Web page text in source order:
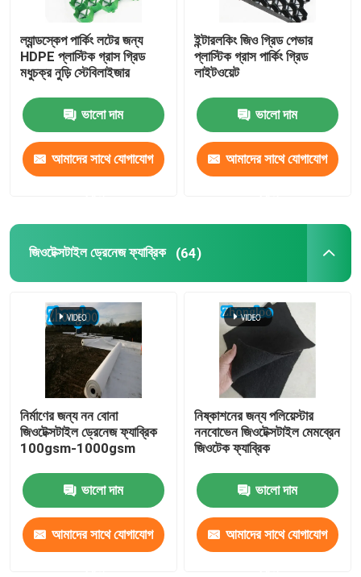
ল্যান্ডস্কেপ পার্কিং লটের জন্য
HDPE প্লাস্টিক গ্রাস গ্রিড
মধুচক্র নুড়ি স্টেবিলাইজার
ভালো দাম
আমাদের সাথে যোগাযোগ
ইন্টারলকিং জিও গ্রিড পেভার
প্লাস্টিক গ্রাস পার্কিং গ্রিড
লাইটওয়েট
ভালো দাম
আমাদের সাথে যোগাযোগ
জিওটেক্সটাইল ড্রেনেজ ফ্যাব্রিক (64)
নির্মাণের জন্য নন বোনা
জিওটেক্সটাইল ড্রেনেজ ফ্যাব্রিক
100gsm-1000gsm
ভালো দাম
আমাদের সাথে যোগাযোগ
নিষ্কাশনের জন্য পলিয়েস্টার
ননবোভেন জিওটেক্সটাইল মেমব্রেন
জিওটেক ফ্যাব্রিক
ভালো দাম
আমাদের সাথে যোগাযোগ